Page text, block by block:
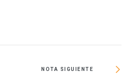
NOTA SIGUIENTE